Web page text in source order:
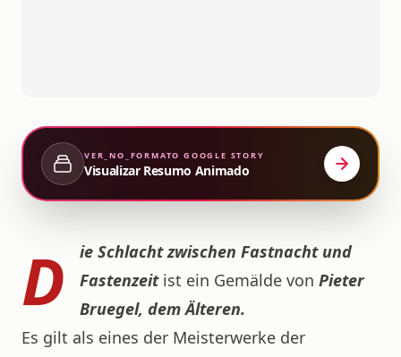
VER_NO_FORMATO GOOGLE STORY
Visualizar Resumo Animado
D
ie Schlacht zwischen Fastnacht und
Fastenzeitist ein Gemälde von Pieter
Bruegel, dem Älteren.
Es gilt als eines der Meisterwerke der